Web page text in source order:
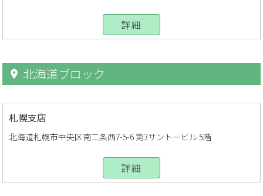
詳細
北海道ブロック
札幌支店
北海道札幌市中央区南二条西7-5-6 第3サントービル 5階
詳細